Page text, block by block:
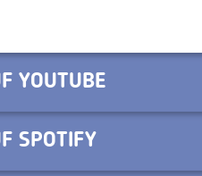
YOUTUBE
SPOTIFY